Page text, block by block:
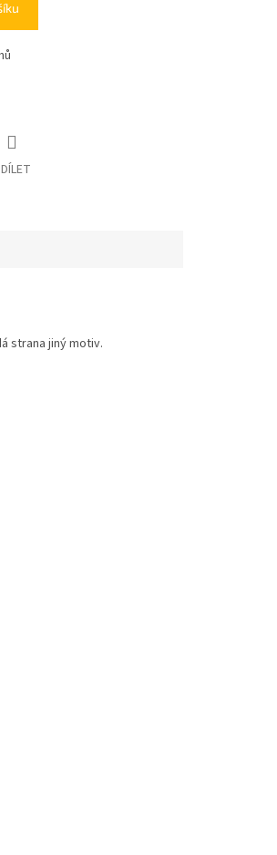
strana jiný motiv.